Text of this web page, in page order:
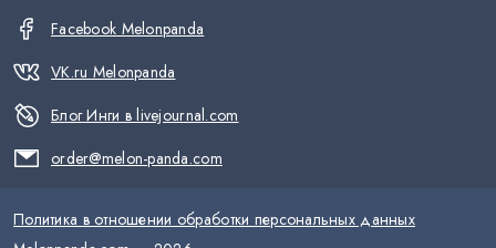
Facebook Melonpanda
VK.ru Melonpanda
Блог Инги в livejournal.com
order@melon-panda.com
Политика в отношении обработки персональных данных